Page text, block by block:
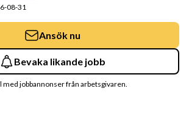
08-31
Ansök nu
Bevaka likande jobb
med jobbannonser från arbetsgivaren.